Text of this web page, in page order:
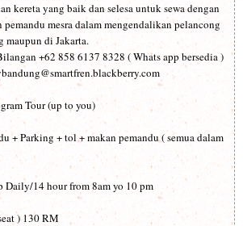
kereta yang baik dan selesa untuk sewa dengan
pemandu mesra dalam mengendalikan pelancong
maupun di Jakarta.
+62 858 6137 8328 ( Whats app bersedia )
Tour (up to you)
+ Parking + tol + makan pemandu ( semua dalam
Daily/14 hour from 8am yo 10 pm
) 130 RM